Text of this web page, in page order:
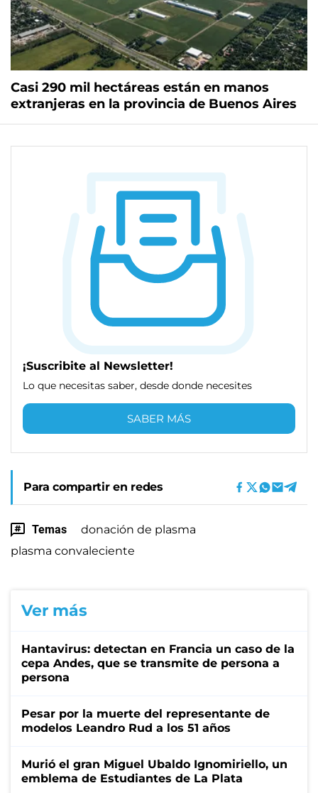
Casi 290 mil hectáreas están en manos
extranjeras en la provincia de Buenos Aires
¡Suscribite al Newsletter!
Lo que necesitas saber, desde donde necesites
SABER MÁS
Para compartir en redes
Temas
donación de plasma
plasma convaleciente
Ver más
Hantavirus: detectan en Francia un caso de la
cepa Andes, que se transmite de persona a
persona
Pesar por la muerte del representante de
modelos Leandro Rud a los 51 años
Murió el gran Miguel Ubaldo Ignomiriello, un
emblema de Estudiantes de La Plata